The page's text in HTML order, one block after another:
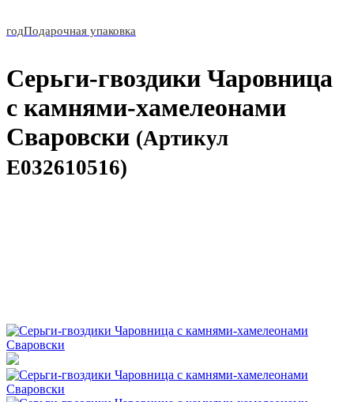
годПодарочная упаковка
Серьги-гвоздики Чаровница
с камнями-хамелеонами
Сваровски (Артикул
E032610516)